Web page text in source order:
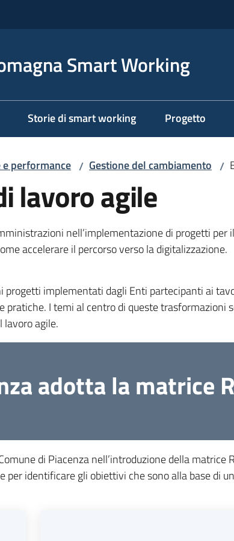
Smart Working
Storie di smart working Progetto
e performance / Gestione del cambiamento /
lavoro agile
nell’implementazione di progetti per il
accelerare il percorso verso la digitalizzazione.
progetti implementati dagli Enti partecipanti ai
pratiche. I temi al centro di queste trasformazioni
lavoro agile.
adotta la matrice
di Piacenza nell’introduzione della
per identificare gli obiettivi che sono alla base di